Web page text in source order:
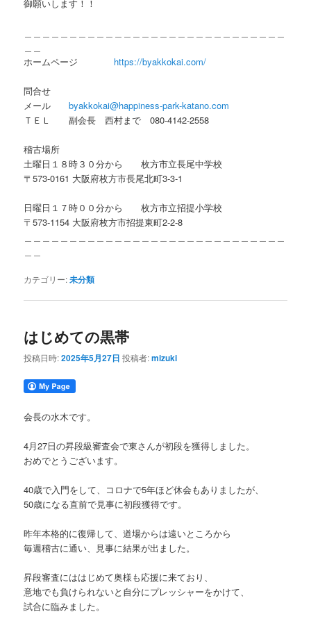
御願いします！！
ホームページ https://byakkokai.com/
問合せ
メールbyakkokai@happiness-park-katano.com
ＴＥＬ 副会長 西村まで 080-4142-2558
稽古場所
土曜日１８時３０分から 枚方市立長尾中学校
〒573-0161 大阪府枚方市長尾北町3-3-1
日曜日１７時００分から 枚方市立招提小学校
〒573-1154 大阪府枚方市招提東町2-2-8
カテゴリー:未分類
はじめての黒帯
投稿日時:2025年5月27日 投稿者:mizuki
会長の水木です。
4月27日の昇段級審査会で東さんが初段を獲得しました。
おめでとうございます。
40歳で入門をして、コロナで5年ほど休会もありましたが、
50歳になる直前で見事に初段獲得です。
昨年本格的に復帰して、道場からは遠いところから
毎週稽古に通い、見事に結果が出ました。
昇段審査にははじめて奥様も応援に来ており、
意地でも負けられないと自分にプレッシャーをかけて、
試合に臨みました。